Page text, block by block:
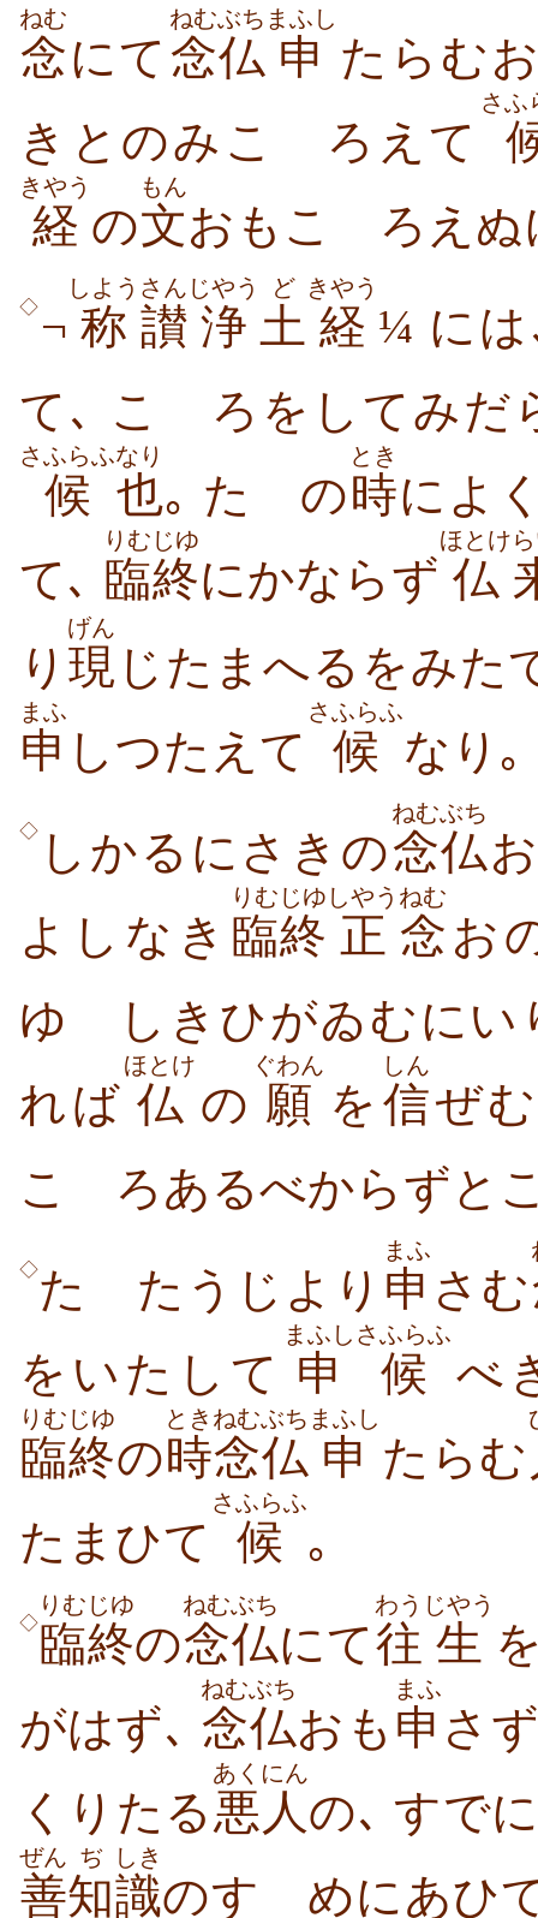
念
ねむ
にて 念仏
ねむぶち
申
まふし
たらむ
きとのみこゝろえて
さふ
経
きやう
の文
もん
おもこゝろえぬ
◇ ¬ 称
しよう
讃
さん
浄
じやう
土
ど
経
きやう
¼ に
て､ こゝろをしてみだ
候
さふらふ
也
なり
｡ たゞの時
とき
によ
て､ 臨終
りむじゆ
にかならず 仏
ほとけ
り 現
げん
じたまへるをみた
申
まふ
しつたえて 候
さふらふ
なり｡
◇ しかるにさきの念仏
ねむぶち
よしなき 臨終
りむじゆ
正
しやう
念
ねむ
お
ゆゝしきひがゐむに
れば 仏
ほとけ
の 願
ぐわん
を 信
しん
ぜ
こゝろあるべからずと
◇たゞたうじより 申
まふ
さむ
をいたして 申
まふし
候
さふらふ
べ
臨終
りむじゆ
の時
とき
念仏
ねむぶち
申
まふし
たらむ
たまひて 候
さふらふ
｡
◇臨終
りむじゆ
の念仏
ねむぶち
にて往
わう
生
じやう
がはず､ 念仏
ねむぶち
おも 申
まふ
さ
くりたる 悪人
あくにん
の､ すで
善
ぜん
知
ぢ
識
しき
のすゝめにあひ